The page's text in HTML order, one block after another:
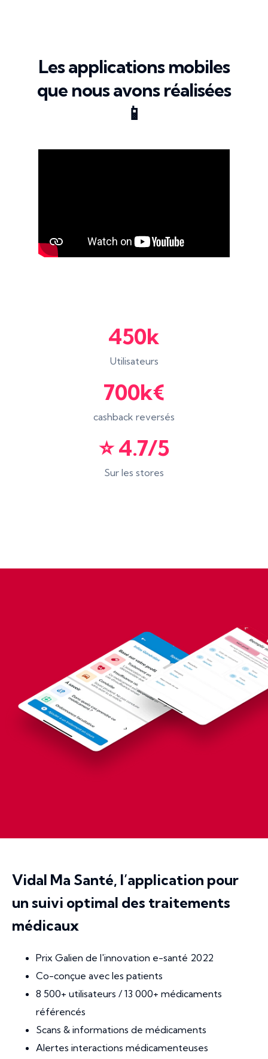
Les applications mobiles
que nous avons réalisées
📱
450k
Utilisateurs
700k€
cashback reversés
⭐️ 4.7/5
Sur les stores
Vidal Ma Santé, l’application pour
un suivi optimal des traitements
médicaux
Prix Galien de l'innovation e-santé 2022
Co-conçue avec les patients
8 500+ utilisateurs / 13 000+ médicaments
référencés
Scans & informations de médicaments
Alertes interactions médicamenteuses